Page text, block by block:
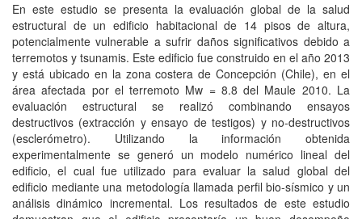
En este estudio se presenta la evaluación global de la salud
estructural de un edificio habitacional de 14 pisos de altura,
potencialmente vulnerable a sufrir daños significativos debido a
terremotos y tsunamis. Este edificio fue construido en el año 2013
y está ubicado en la zona costera de Concepción (Chile), en el
área afectada por el terremoto Mw = 8.8 del Maule 2010. La
evaluación estructural se realizó combinando ensayos
destructivos (extracción y ensayo de testigos) y no-destructivos
(esclerómetro). Utilizando la información obtenida
experimentalmente se generó un modelo numérico lineal del
edificio, el cual fue utilizado para evaluar la salud global del
edificio mediante una metodología llamada perfil bio-sísmico y un
análisis dinámico incremental. Los resultados de este estudio